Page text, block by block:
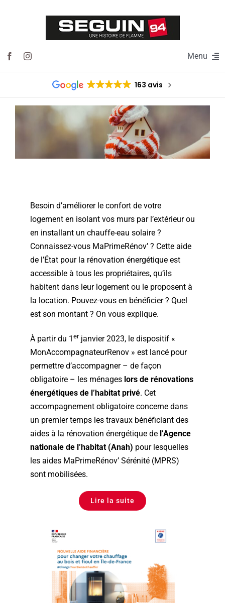
Menu
Foyers & inserts
Poêles à bois
Poêles à granulés
Appareils à gaz
Actualités
Devis gratuit
163 avis
Besoin d’améliorer le confort de votre
logement en isolant vos murs par l’extérieur ou
en installant un chauffe-eau solaire ?
Connaissez-vous MaPrimeRénov’ ? Cette aide
de l’État pour la rénovation énergétique est
accessible à tous les propriétaires, qu’ils
habitent dans leur logement ou le proposent à
la location. Pouvez-vous en bénéficier ? Quel
est son montant ? On vous explique.
À partir du 1 erjanvier 2023, le dispositif «
MonAccompagnateurRenov » est lancé pour
permettre d’accompagner – de façon
obligatoire – les ménages lors de rénovations
énergétiques de l’habitat privé. Cet
accompagnement obligatoire concerne dans
un premier temps les travaux bénéficiant des
aides à la rénovation énergétique de l’Agence
nationale de l’habitat (Anah) pour lesquelles
les aides MaPrimeRénov’ Sérénité (MPRS)
sont mobilisées.
Lire la suite